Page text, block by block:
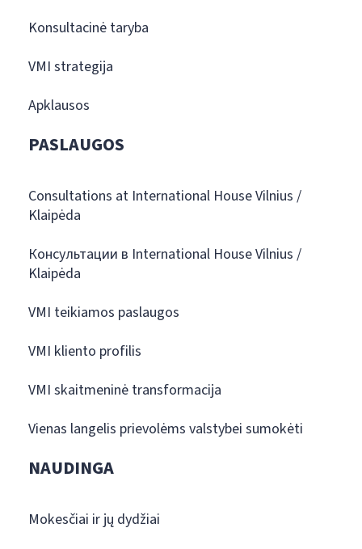
Konsultacinė taryba
VMI strategija
Apklausos
PASLAUGOS
Consultations at International House Vilnius /
Klaipėda
Консультации в International House Vilnius /
Klaipėda
VMI teikiamos paslaugos
VMI kliento profilis
VMI skaitmeninė transformacija
Vienas langelis prievolėms valstybei sumokėti
NAUDINGA
Mokesčiai ir jų dydžiai